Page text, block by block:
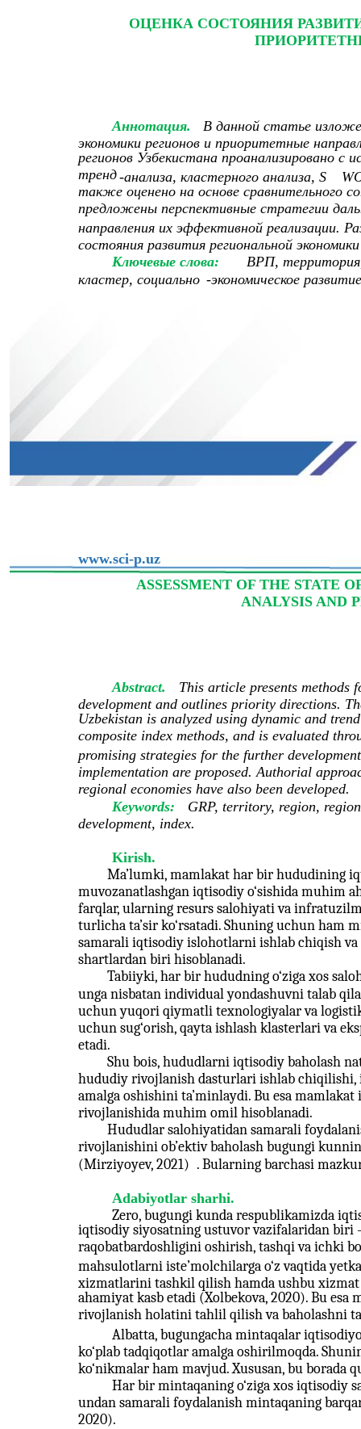
ОЦЕНКА СОСТОЯНИЯ
Аннотация.
В данной статье
экономики регионов и приоритетные
регионов Узбекистана проанализировано с
тренд-анализа, кластерного анализа, S
также оценено на основе сравнительного
предложены перспективные стратегии
направления их эффективной реализации.
состояния развития региональной экономики
Ключевые слова:
ВРП, территория,
кластер, социально -экономическое
www.sci-p.uz
ASSESSMENT OF THE STATE
ANALYSIS AND
Abstract.
This article presents methods
development and outlines priority directions.
Uzbekistan is analyzed using dynamic and
composite index methods, and is evaluated
promising strategies for the further
implementation are proposed. Authorial
regional economies have also been developed.
Keywords:
GRP, territory, region,
development, index.
Kirish.
Ma’lumki, mamlakat har bir hududining
muvozanatlashgan iqtisodiy o‘sishida muhim
farqlar, ularning resurs salohiyati va
turlicha ta’sir ko‘rsatadi. Shuning uchun ham
samarali iqtisodiy islohotlarni ishlab chiqish va
shartlardan biri hisoblanadi.
Tabiiyki, har bir hududning o‘ziga xos
unga nisbatan individual yondashuvni talab
uchun yuqori qiymatli texnologiyalar va
uchun sug‘orish, qayta ishlash klasterlari va
etadi.
Shu bois, hududlarni iqtisodiy baholash
hududiy rivojlanish dasturlari ishlab
amalga oshishini ta’minlaydi. Bu esa
rivojlanishida muhim omil hisoblanadi.
Hududlar salohiyatidan samarali
rivojlanishini ob’ektiv baholash bugungi
(Mirziyoyev, 2021) . Bularning barchasi
Adabiyotlar sharhi.
Zero, bugungi kunda respublikamizda
iqtisodiy siyosatning ustuvor vazifalaridan
raqobatbardoshligini oshirish, tashqi va ichki
mahsulotlarni iste’molchilarga o‘z vaqtida
xizmatlarini tashkil qilish hamda ushbu
ahamiyat kasb etadi (Xolbekova, 2020). Bu
rivojlanish holatini tahlil qilish va baholashni
Albatta, bugungacha mintaqalar
ko‘plab tadqiqotlar amalga oshirilmoqda.
ko‘nikmalar ham mavjud. Xususan, bu
Har bir mintaqaning o‘ziga xos iqtisodiy
undan samarali foydalanish mintaqaning
2020).